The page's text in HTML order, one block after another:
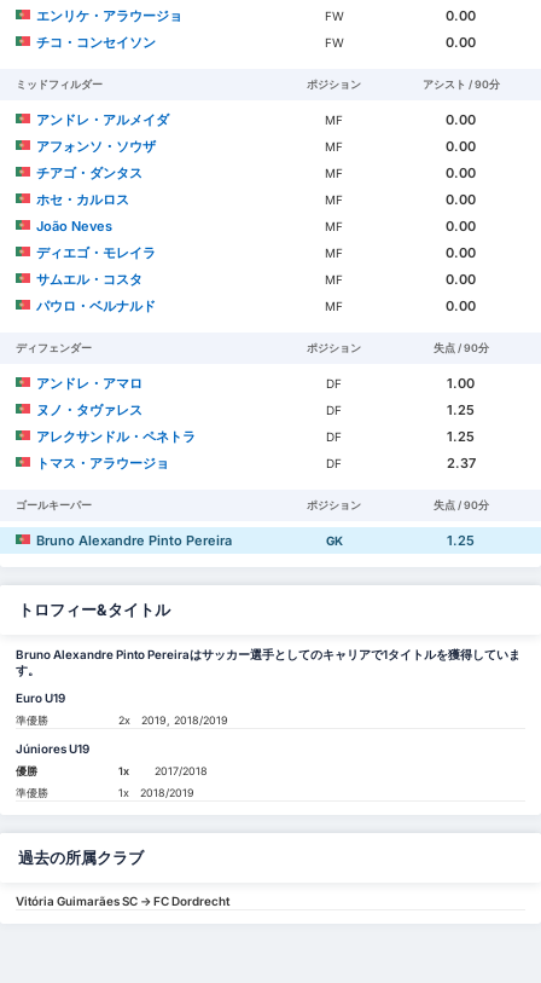
エンリケ・アラウージョ
FW
0.00
チコ・コンセイソン
FW 0.00
ミッドフィルダー ポジション アシスト / 90分
アンドレ・アルメイダ MF
0.00
アフォンソ・ソウザ
MF
0.00
チアゴ・ダンタス
MF
0.00
ホセ・カルロス
MF
0.00
João Neves
MF
0.00
ディエゴ・モレイラ
MF
0.00
サムエル・コスタ
MF
0.00
パウロ・ベルナルド
MF 0.00
ディフェンダー ポジション 失点 / 90分
アンドレ・アマロ DF
1.00
ヌノ・タヴァレス
DF
1.25
アレクサンドル・ペネトラ
DF
1.25
トマス・アラウージョ
DF 2.37
ゴールキーパー ポジション 失点 / 90分
Bruno Alexandre Pinto Pereira GK 1.25
トロフィー&タイトル
Bruno Alexandre Pinto Pereiraはサッカー選手としてのキャリアで1タイトルを獲得していま
す。
Euro U19
準優勝 2x 2019, 2018/2019
Júniores U19
優勝 1x
2017/2018
準優勝
1x 2018/2019
過去の所属クラブ
Vitória Guimarães SC -> FC Dordrecht